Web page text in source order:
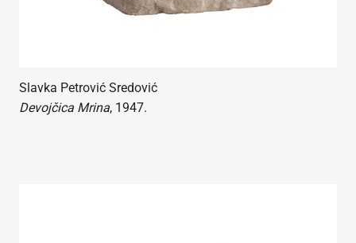
Slavka Petrović Sredović
Devojčica Mrina, 1947.